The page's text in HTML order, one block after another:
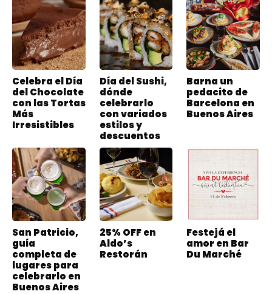
Celebra el Día
del Chocolate
con las Tortas
Más
Irresistibles
Día del Sushi,
dónde
celebrarlo
con variados
estilos y
descuentos
Barna un
pedacito de
Barcelona en
Buenos Aires
San Patricio,
guía
completa de
lugares para
celebrarlo en
Buenos Aires
25% OFF en
Aldo’s
Restorán
Festejá el
amor en Bar
Du Marché